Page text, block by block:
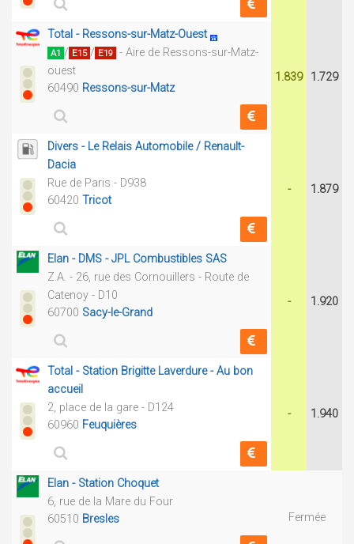
Total - Ressons-sur-Matz-Ouest
A1 / E15 / E19 - Aire de Ressons-sur-Matz-
ouest
60490 Ressons-sur-Matz
1.839 1.729
Divers - Le Relais Automobile / Renault-
Dacia
Rue de Paris - D938
60420 Tricot
- 1.879
Elan - DMS - JPL Combustibles SAS
Z.A. - 26, rue des Cornouillers - Route de
Catenoy - D10
60700 Sacy-le-Grand
- 1.920
Total - Station Brigitte Laverdure - Au bon
accueil
2, place de la gare - D124
60960 Feuquières
- 1.940
Elan - Station Choquet
6, rue de la Mare du Four
60510 Bresles Fermée